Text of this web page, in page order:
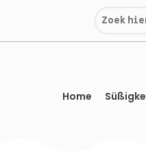
springen
Home